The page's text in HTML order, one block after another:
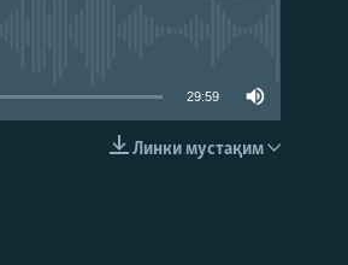
EMBED
29:59
Линки мустақим